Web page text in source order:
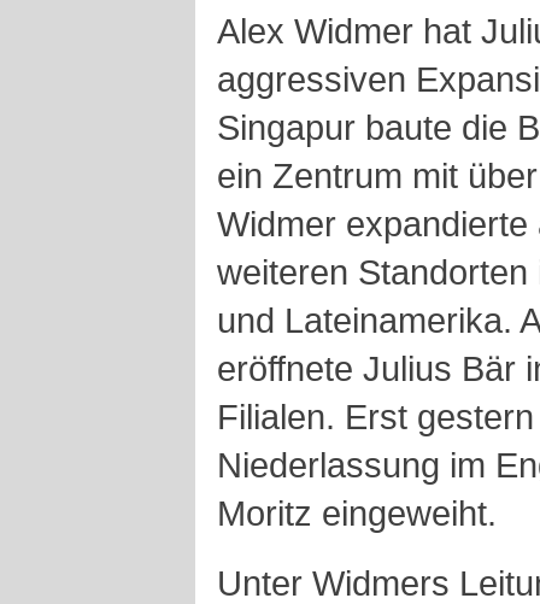
Alex Widmer hat
aggressiven
Singapur baute die
ein Zentrum mit
Widmer
weiteren
und Lateinamerika.
eröffnete Julius Bär
Filialen. Erst
Niederlassung im
Moritz eingeweiht.
Unter Widmers